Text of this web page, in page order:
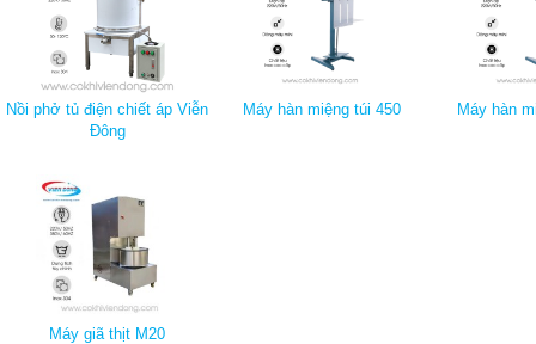
Nồi phở tủ điện chiết áp Viễn
Đông
Máy hàn miệng túi 450 Máy hàn
Máy giã thịt M20